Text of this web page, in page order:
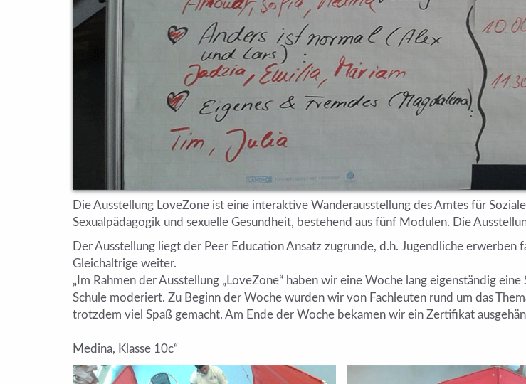
Die Ausstellung LoveZone ist eine interaktive Wanderausstellung des Amtes für
Sexualpädagogik und sexuelle Gesundheit, bestehend aus fünf Modulen. Die
Der Ausstellung liegt der Peer Education Ansatz zugrunde, d.h. Jugendliche erwerben
Gleichaltrige weiter.
„Im Rahmen der Ausstellung „LoveZone“ haben wir eine Woche lang eigenständig
Schule moderiert. Zu Beginn der Woche wurden wir von Fachleuten rund um das
trotzdem viel Spaß gemacht. Am Ende der Woche bekamen wir ein Zertifikat
Medina, Klasse 10c“